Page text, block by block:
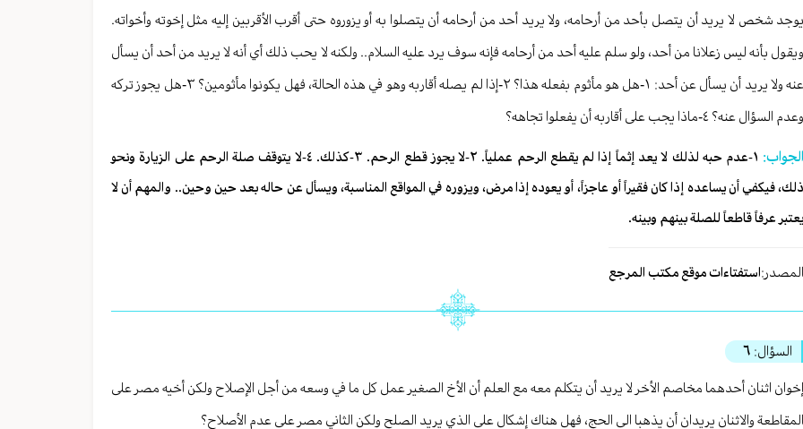
يوجد شخص لا يريد أن يتصل بأحد من أرحامه، ولا يريد أحد من أرحامه أن يتصلوا به أو يزوروه حتى أقرب الأقربين إليه مثل إخوته وأخواته.
ويقول بأنه ليس زعلانا من أحد، ولو سلم عليه أحد من أرحامه فإنه سوف يرد عليه السلام.. ولكنه لا يحب ذلك أي أنه لا يريد من أحد أن يسأل
عنه ولا يريد أن يسأل عن أحد: ١-هل هو مأثوم بفعله هذا؟ ٢-إذا لم يصله أقاربه وهو في هذه الحالة، فهل يكونوا مأثومين؟ ٣-هل يجوز تركه
وعدم السؤال عنه؟ ٤-ماذا يجب على أقاربه أن يفعلوا تجاهه؟
الجواب:
١-عدم حبه لذلك لا يعد إثماً إذا لم يقطع الرحم عملياً. ٢-لا يجوز قطع الرحم. ٣-كذلك. ٤-لا يتوقف صلة الرحم على الزيارة ونحو
ذلك، فيكفي أن يساعده إذا كان فقيراً أو عاجزاً، أو يعوده إذا مرض، ويزوره في المواقع المناسبة، ويسأل عن حاله بعد حين وحين.. والمهم أن لا
يعتبر عرفاً قاطعاً للصلة بينهم وبينه.
المصدر:استفتاءات موقع مكتب المرجع
السؤال: ٦
إخوان اثنان أحدهما مخاصم الأخر لا يريد أن يتكلم معه مع العلم أن الأخ الصغير عمل كل ما في وسعه من أجل الإصلاح ولكن أخيه مصر على
المقاطعة والاثنان يريدان أن يذهبا الى الحج، فهل هناك إشكال على الذي يريد الصلح ولكن الثاني مصر على عدم الأصلاح؟